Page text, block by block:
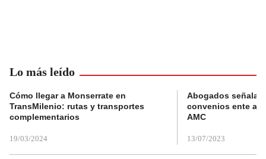
Lo más leído
Cómo llegar a Monserrate en
TransMilenio: rutas y transportes
complementarios
19/03/2024
Abogados
convenios ente
AMC
13/07/2023